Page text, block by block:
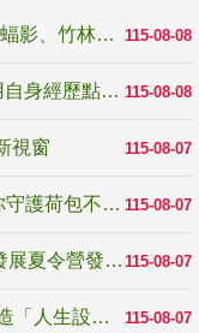
115-08-08
青年壯遊點精選夏夜限定避暑提案 漫天蝠影、竹林尋蛙、茶香夜觀 邀青年暮色出發
115-08-08
教育家人物典範 發明大王林永禎教授 用自身經歷點亮學生的路
115-08-07
115-08-07
反詐騙宣導_防詐有道，霹靂布袋戲陪你守護荷包不受騙
115-08-07
跨越限制，探索潛能！115年多元潛能發展夏令營發掘生命無限可能
115-08-07
高齡不是終點而是夢想起點！教育部打造「人生設計夢工場」 參展第3屆高齡健康產業博覽會